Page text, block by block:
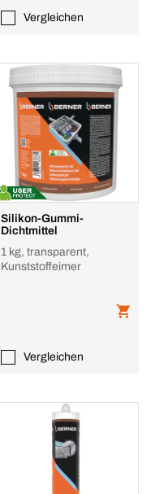
Vergleichen
Silikon-Gummi-
Dichtmittel
1 kg, transparent,
Kunststoffeimer
Vergleichen